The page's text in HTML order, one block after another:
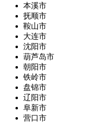
本溪市
抚顺市
鞍山市
大连市
沈阳市
葫芦岛市
朝阳市
铁岭市
盘锦市
辽阳市
阜新市
营口市